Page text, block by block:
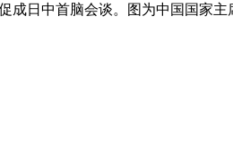
成日中首脑会谈。图为中国国家